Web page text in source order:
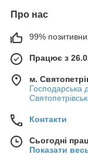
Про нас
99%
Працює з
м.
Господарська
Контакти
Сьогодні
Показати